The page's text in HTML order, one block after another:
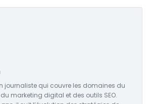
journaliste qui couvre les domaines du
marketing digital et des outils SEO.